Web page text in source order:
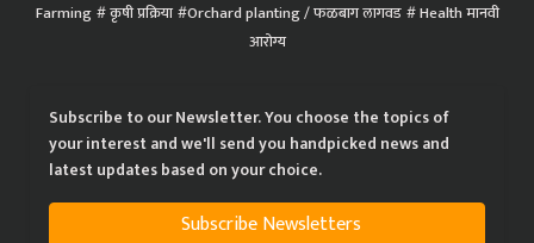
Farming कृषी प्रक्रिया Orchard planting / फळबाग लागवड Health मानवी
आरोग्य
Subscribe to our Newsletter. You choose the topics of
your interest and we'll send you handpicked news and
latest updates based on your choice.
Subscribe Newsletters